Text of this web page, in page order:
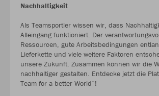
Nachhaltigkeit
Als Teamsportler wissen wir, dass
Alleingang funktioniert. Der
Ressourcen, gute Arbeitsbedingungen
Lieferkette und viele weitere Faktoren
unsere Zukunft. Zusammen können wir die
nachhaltiger gestalten. Entdecke jetzt die
Team for a better World“!